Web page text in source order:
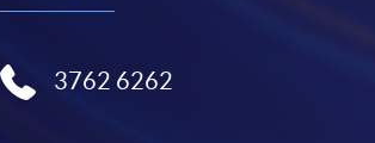
3762 6262